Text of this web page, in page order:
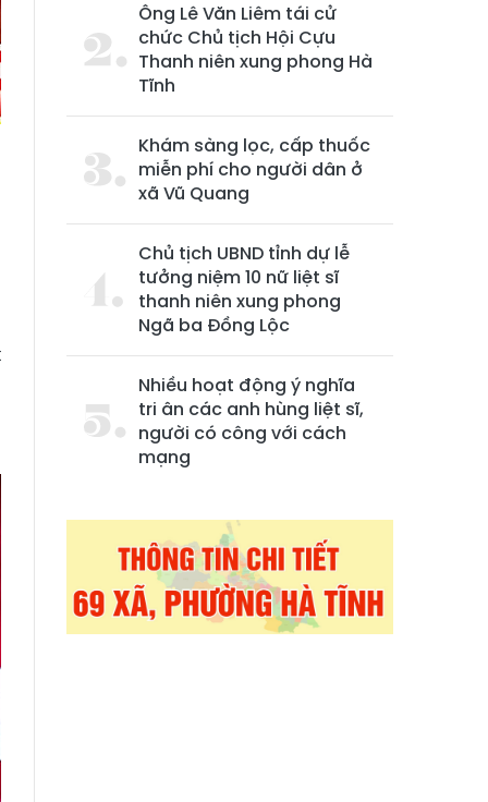
Ông Lê Văn Liêm tái cử
chức Chủ tịch Hội Cựu
Thanh niên xung phong Hà
Tĩnh
Khám sàng lọc, cấp thuốc
miễn phí cho người dân ở
xã Vũ Quang
Chủ tịch UBND tỉnh dự lễ
tưởng niệm 10 nữ liệt sĩ
thanh niên xung phong
Ngã ba Đồng Lộc
Nhiều hoạt động ý nghĩa
tri ân các anh hùng liệt sĩ,
người có công với cách
mạng